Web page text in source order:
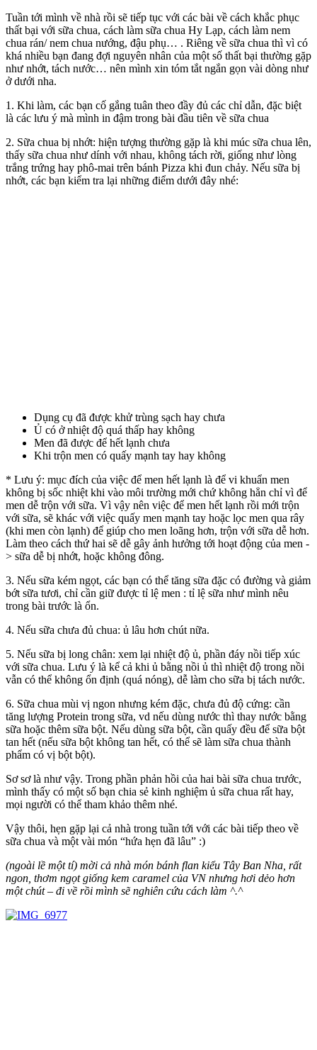
Tuần tới mình về nhà rồi sẽ tiếp tục với các bài về cách khắc phục
thất bại với sữa chua, cách làm sữa chua Hy Lạp, cách làm nem
chua rán/ nem chua nướng, đậu phụ… . Riêng về sữa chua thì vì có
khá nhiều bạn đang đợi nguyên nhân của một số thất bại thường gặp
như nhớt, tách nước… nên mình xin tóm tắt ngắn gọn vài dòng như
ở dưới nha.
1. Khi làm, các bạn cố gắng tuân theo đầy đủ các chỉ dẫn, đặc biệt
là các lưu ý mà mình in đậm trong bài đầu tiên về sữa chua
2. Sữa chua bị nhớt: hiện tượng thường gặp là khi múc sữa chua lên,
thấy sữa chua như dính với nhau, không tách rời, giống như lòng
trắng trứng hay phô-mai trên bánh Pizza khi đun chảy. Nếu sữa bị
nhớt, các bạn kiểm tra lại những điểm dưới đây nhé:
Dụng cụ đã được khử trùng sạch hay chưa
Ủ có ở nhiệt độ quá thấp hay không
Men đã được để hết lạnh chưa
Khi trộn men có quấy mạnh tay hay không
* Lưu ý: mục đích của việc để men hết lạnh là để vi khuẩn men
không bị sốc nhiệt khi vào môi trường mới chứ không hẳn chỉ vì để
men dễ trộn với sữa. Vì vậy nên việc để men hết lạnh rồi mới trộn
với sữa, sẽ khác với việc quấy men mạnh tay hoặc lọc men qua rây
(khi men còn lạnh) để giúp cho men loãng hơn, trộn với sữa dễ hơn.
Làm theo cách thứ hai sẽ dễ gây ảnh hưởng tới hoạt động của men -
> sữa dễ bị nhớt, hoặc không đông.
3. Nếu sữa kém ngọt, các bạn có thể tăng sữa đặc có đường và giảm
bớt sữa tươi, chỉ cần giữ được tỉ lệ men : tỉ lệ sữa như mình nêu
trong bài trước là ổn.
4. Nếu sữa chưa đủ chua: ủ lâu hơn chút nữa.
5. Nếu sữa bị long chân: xem lại nhiệt độ ủ, phần đáy nồi tiếp xúc
với sữa chua. Lưu ý là kể cả khi ủ bằng nồi ủ thì nhiệt độ trong nồi
vẫn có thể không ổn định (quá nóng), dễ làm cho sữa bị tách nước.
6. Sữa chua mùi vị ngon nhưng kém đặc, chưa đủ độ cứng: cần
tăng lượng Protein trong sữa, vd nếu dùng nước thì thay nước bằng
sữa hoặc thêm sữa bột. Nếu dùng sữa bột, cần quấy đều để sữa bột
tan hết (nếu sữa bột không tan hết, có thể sẽ làm sữa chua thành
phẩm có vị bột bột).
Sơ sơ là như vậy. Trong phần phản hồi của hai bài sữa chua trước,
mình thấy có một số bạn chia sẻ kinh nghiệm ủ sữa chua rất hay,
mọi người có thể tham khảo thêm nhé.
Vậy thôi, hẹn gặp lại cả nhà trong tuần tới với các bài tiếp theo về
sữa chua và một vài món “hứa hẹn đã lâu” :)
(ngoài lề một tí) mời cả nhà món bánh flan kiểu Tây Ban Nha, rất
ngon, thơm ngọt giống kem caramel của VN nhưng hơi dẻo hơn
một chút – đi về rồi mình sẽ nghiên cứu cách làm ^.^